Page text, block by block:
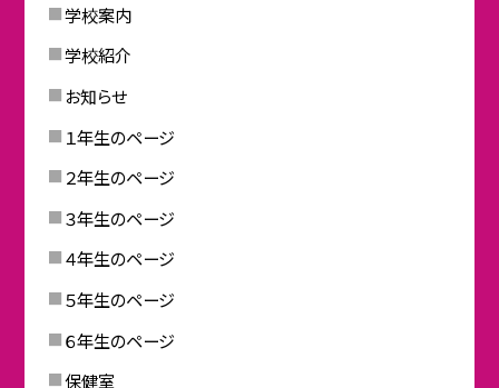
学校案内
学校紹介
お知らせ
１年生のページ
２年生のページ
３年生のページ
４年生のページ
５年生のページ
６年生のページ
保健室